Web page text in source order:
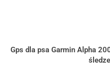
Gps dla psa Garmin Alpha